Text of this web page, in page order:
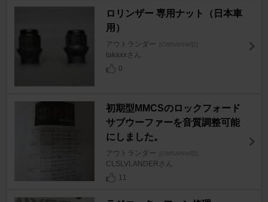
ロリンザー 専用ナット（日本車
用）
アウトランダー [CW5W/6W型]
takaxxさん
0
初期型MMCSのロックフォード
サブウーファーを音質調整可能
にしました。
アウトランダー [CW5W/6W型]
CLSLVLANDERさん
11